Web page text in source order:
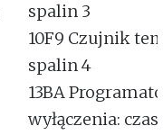
spalin 3
10F9 Czujnik
spalin 4
13BA
wyłączenia: